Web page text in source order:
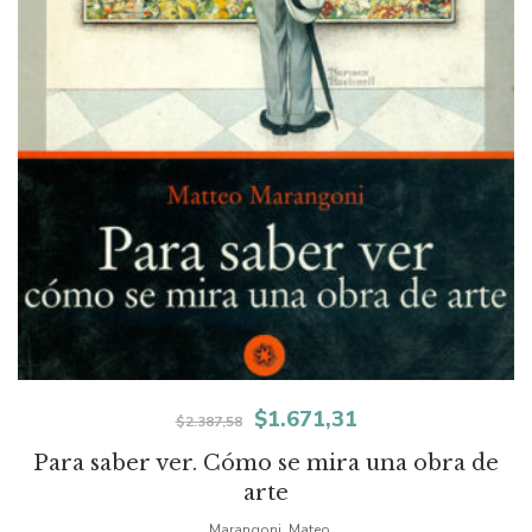
Para saber ver. Cómo se mira una obra de
arte
$2.387,58
El
precio
original
$1.671,31El
precio